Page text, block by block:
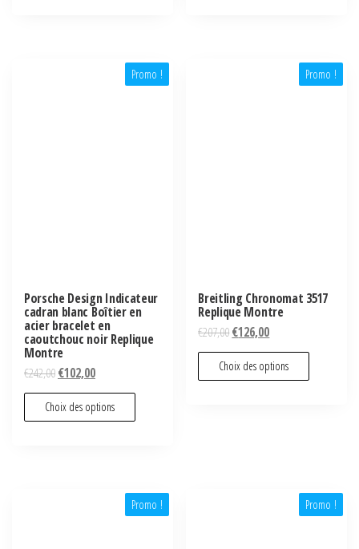
Promo !
Porsche Design Indicateur
cadran blanc Boîtier en
acier bracelet en
caoutchouc noir Replique
Montre
€242,00€102,00
Choix des options
Promo !
Breitling Chronomat 3517
Replique Montre
€207,00€126,00
Choix des options
Promo ! Promo !